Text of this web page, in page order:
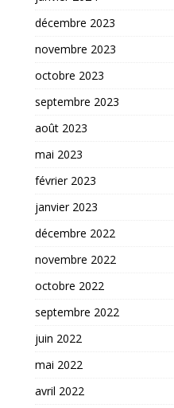
décembre 2023
novembre 2023
octobre 2023
septembre 2023
août 2023
mai 2023
février 2023
janvier 2023
décembre 2022
novembre 2022
octobre 2022
septembre 2022
juin 2022
mai 2022
avril 2022